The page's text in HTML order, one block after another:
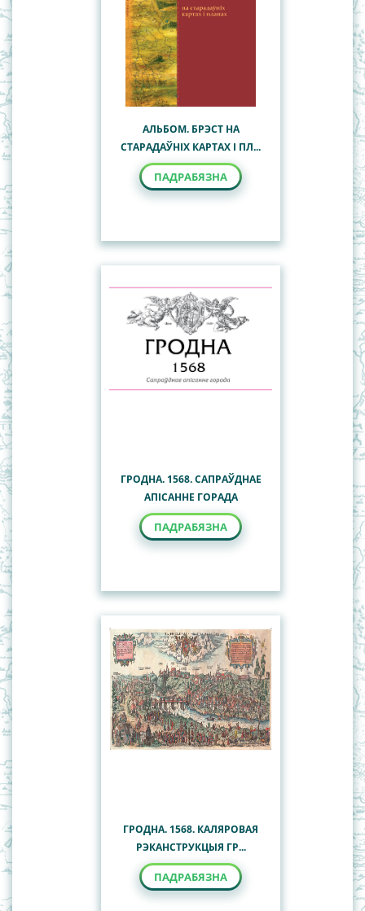
АЛЬБОМ. БРЭСТ НА
СТАРАДАЎНІХ КАРТАХ І ПЛ...
ПАДРАБЯЗНА
ГРОДНА. 1568. САПРАЎДНАЕ
АПІСАННЕ ГОРАДА
ПАДРАБЯЗНА
ГРОДНА. 1568. КАЛЯРОВАЯ
РЭКАНСТРУКЦЫЯ ГР...
ПАДРАБЯЗНА